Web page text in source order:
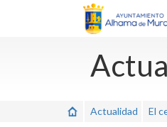
Actualidad El